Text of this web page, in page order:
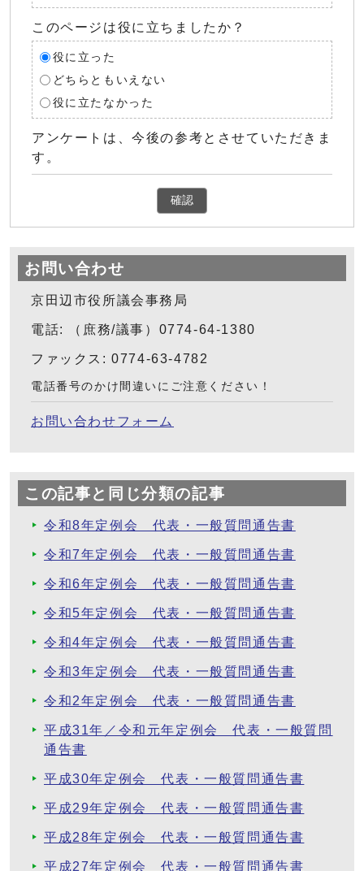
このページは役に立ちましたか？
役に立った
どちらともいえない
役に立たなかった
アンケートは、今後の参考とさせていただきま
す。
確認
お問い合わせ
京田辺市役所議会事務局
電話: （庶務/議事）0774-64-1380
ファックス: 0774-63-4782
電話番号のかけ間違いにご注意ください！
お問い合わせフォーム
この記事と同じ分類の記事
令和8年定例会 代表・一般質問通告書
令和7年定例会 代表・一般質問通告書
令和6年定例会 代表・一般質問通告書
令和5年定例会 代表・一般質問通告書
令和4年定例会 代表・一般質問通告書
令和3年定例会 代表・一般質問通告書
令和2年定例会 代表・一般質問通告書
平成31年／令和元年定例会 代表・一般質問
通告書
平成30年定例会 代表・一般質問通告書
平成29年定例会 代表・一般質問通告書
平成28年定例会 代表・一般質問通告書
平成27年定例会 代表・一般質問通告書